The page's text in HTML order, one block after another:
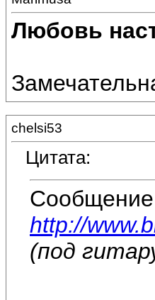
Любовь
chelsi53
Цитата:
Сообщение
http://
(под